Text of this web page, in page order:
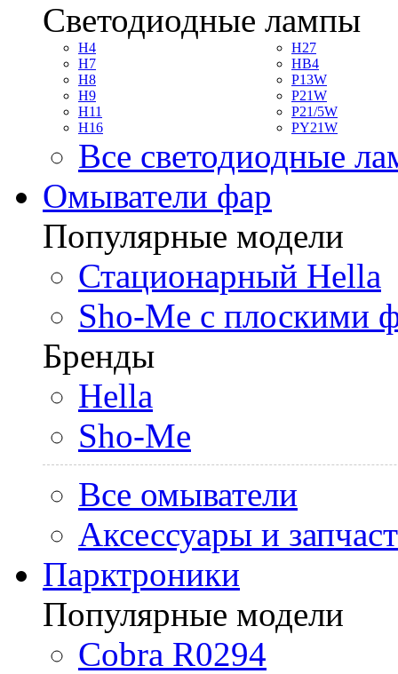
Светодиодные лампы
H4
H7
H8
H9
H11
H16
H27
HB4
P13W
P21W
P21/5W
PY21W
Все светодиодные
Омыватели фар
Популярные модели
Стационарный Hella
Sho-Me с плоскими
Бренды
Hella
Sho-Me
Все омыватели
Аксессуары и
Парктроники
Популярные модели
Cobra R0294